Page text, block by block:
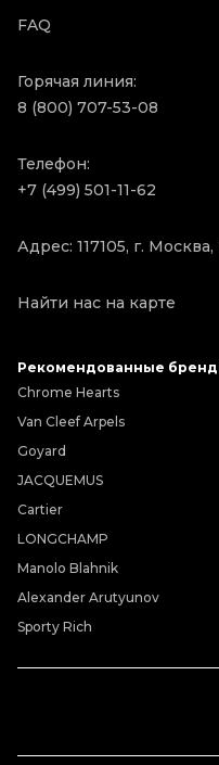
FAQ
Горячая линия:
8 (800) 707-53-08
Телефон:
+7 (499) 501-11-62
Адрес: 117105, г.
Найти нас на карте
Рекомендованные
Chrome Hearts
Van Cleef Arpels
Goyard
JACQUEMUS
Cartier
LONGCHAMP
Manolo Blahnik
Alexander Arutyunov
Sporty Rich